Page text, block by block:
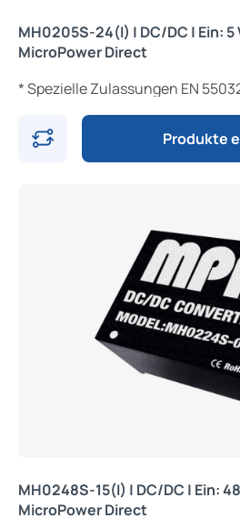
MH0205S-24(I) | DC/DC | Ein: 5
MicroPower Direct
* Spezielle Zulassungen EN
Produkte
MH0248S-15(I) | DC/DC | Ein: 48
MicroPower Direct